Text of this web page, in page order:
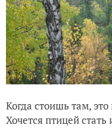
Когда стоишь там,
Хочется птицей